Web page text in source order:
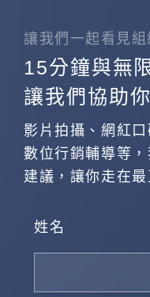
讓我們一起看見
15分鐘與無
讓我們協助
影片拍攝、網紅
數位行銷輔導等
建議，讓你走在
姓名